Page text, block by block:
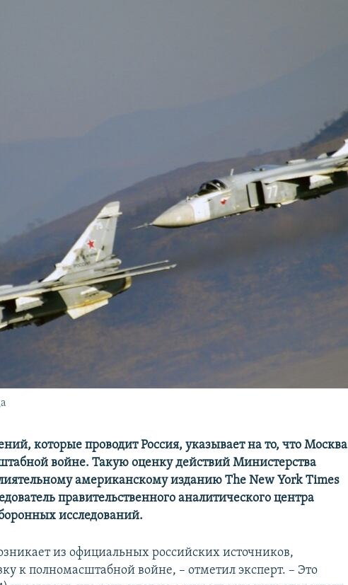
которые проводит Россия, указывает на то, что Москва
войне. Такую оценку действий Министерства
американскому изданию The New York Times
правительственного аналитического центра
исследований.
из официальных российских источников,
к полномасштабной войне, – отметил эксперт. – Это